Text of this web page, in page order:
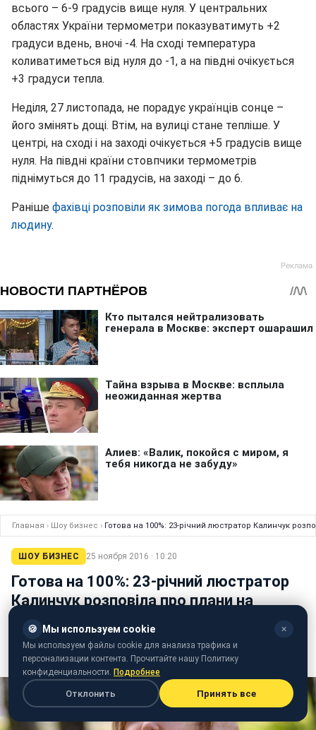
всього – 6-9 градусів вище нуля. У центральних
областях України термометри показуватимуть +2
градуси вдень, вночі -4. На сході температура
коливатиметься від нуля до -1, а на півдні очікується
+3 градуси тепла.
Неділя, 27 листопада, не порадує українців сонце –
його змінять дощі. Втім, на вулиці стане тепліше. У
центрі, на сході і на заході очікується +5 градусів вище
нуля. На півдні країни стовпчики термометрів
піднімуться до 11 градусів, на заході – до 6.
Раніше фахівці розповіли як зимова погода впливає на
людину.
Главная › Шоу бизнес › Готова на 100%: 23-річний люстратор Калинчук
ШОУ БИЗНЕС 25 ноября 2016 · 10:20
Готова на 100%: 23-річний люстратор
Калинчук розповіла про плани на
Молодий чиновник розповіла, що через рік піде з
держслужби
🍪 Мы используем cookie ✕
Мы используем файлы cookie для анализа трафика и
персонализации контента. Прочитайте нашу Политику
конфиденциальности. Подробнее
Отклонить Принять все